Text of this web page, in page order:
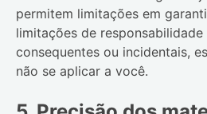
permitem limitações em
limitações de
consequentes ou incidentais,
não se aplicar a você.